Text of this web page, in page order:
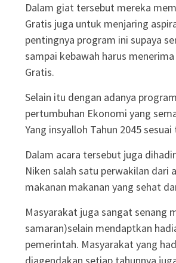
Dalam giat tersebut mereka
Gratis juga untuk menjaring
pentingnya program ini supaya
sampai kebawah harus
Gratis.
Selain itu dengan adanya
pertumbuhan Ekonomi yang
Yang insyalloh Tahun 2045
Dalam acara tersebut juga
Niken salah satu perwakilan
makanan makanan yang sehat
Masyarakat juga sangat senang
samaran)selain mendaptkan
pemerintah. Masyarakat yang